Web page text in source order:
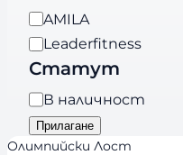
о
р
и
я
B
r
a
d
s
AMILA
Leaderfitness
Статут
Н
а
л
В наличност
Прилагане
Олимпийски Лост